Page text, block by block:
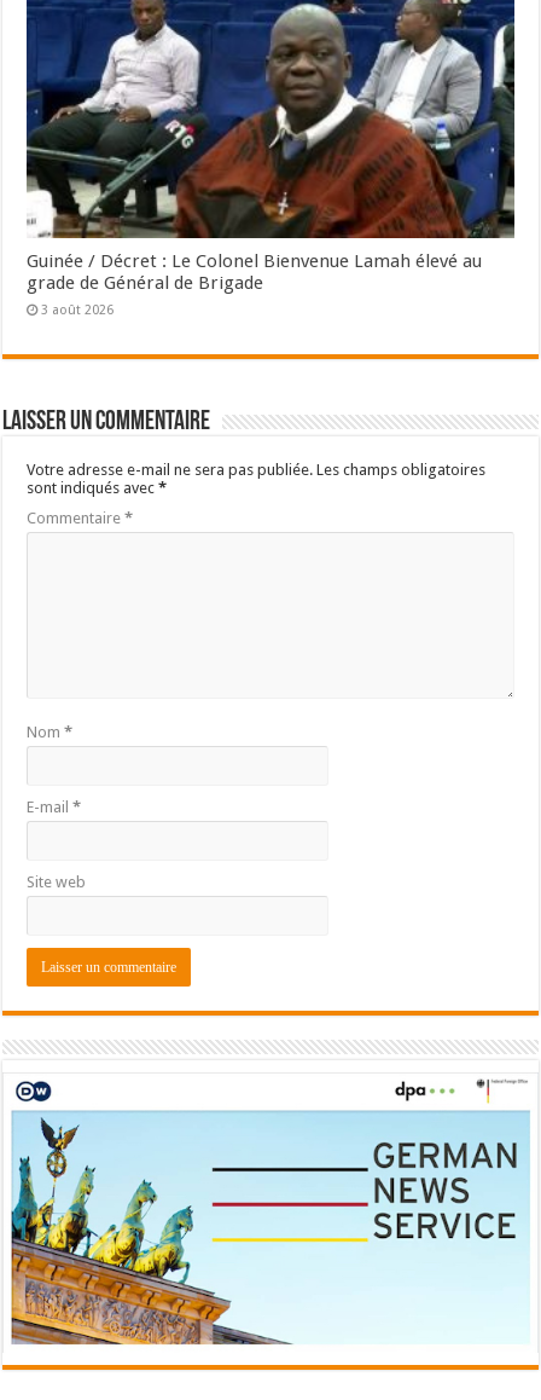
Guinée / Décret : Le Colonel Bienvenue Lamah élevé au
grade de Général de Brigade
3 août 2026
Laisser un commentaire
Votre adresse e-mail ne sera pas publiée. Les champs obligatoires
sont indiqués avec*
Commentaire*
Nom*
E-mail*
Site web